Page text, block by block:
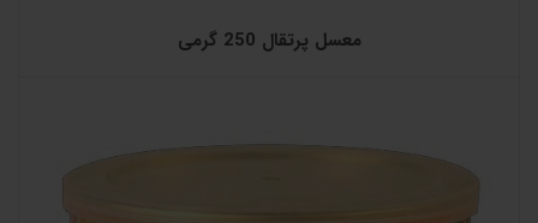
معسل پرتقال 250 گرمی